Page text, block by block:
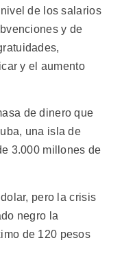
de los salarios
y de
y el aumento
de dinero que
una isla de
3.000 millones de
pero la crisis
negro la
de 120 pesos